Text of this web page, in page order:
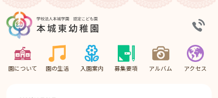
園について 園の生活 入園案内 募集要項 アルバム アクセス